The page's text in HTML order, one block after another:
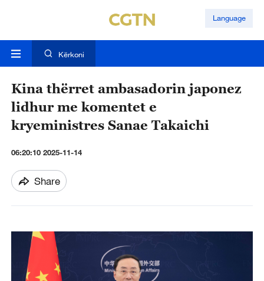
Language
Kërkoni
Kina thërret ambasadorin japonez
lidhur me komentet e
kryeministres Sanae Takaichi
06:20:10 2025-11-14
Share